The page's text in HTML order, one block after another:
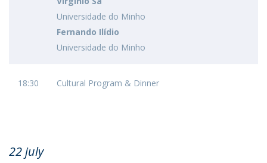
Universidade do Minho
Fernando Ilídio
Universidade do Minho
18:30 Cultural Program & Dinner
22 july